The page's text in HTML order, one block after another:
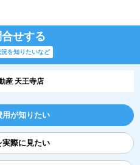
せする
を知りたいなど
産 天王寺店
用が知りたい
実際に見たい